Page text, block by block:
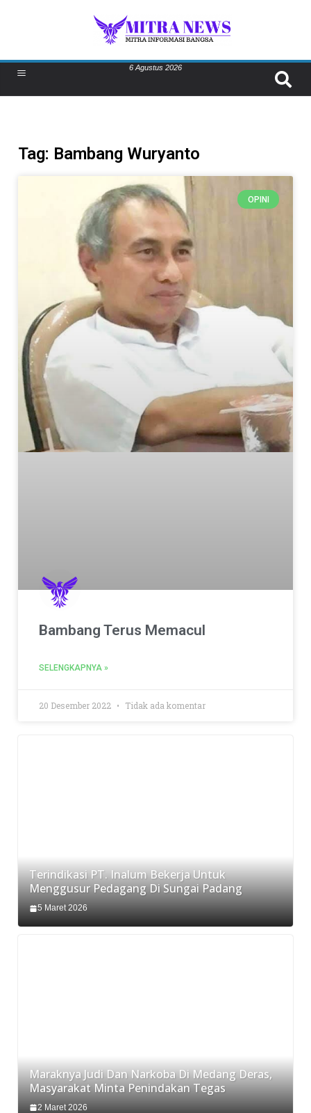
6 Agustus 2026
Tag: Bambang Wuryanto
OPINI
Bambang Terus Memacul
SELENGKAPNYA »
20 Desember 2022 Tidak ada komentar
Terindikasi PT. Inalum Bekerja Untuk
Menggusur Pedagang Di Sungai Padang
5 Maret 2026
Maraknya Judi Dan Narkoba Di Medang Deras,
Masyarakat Minta Penindakan Tegas
2 Maret 2026